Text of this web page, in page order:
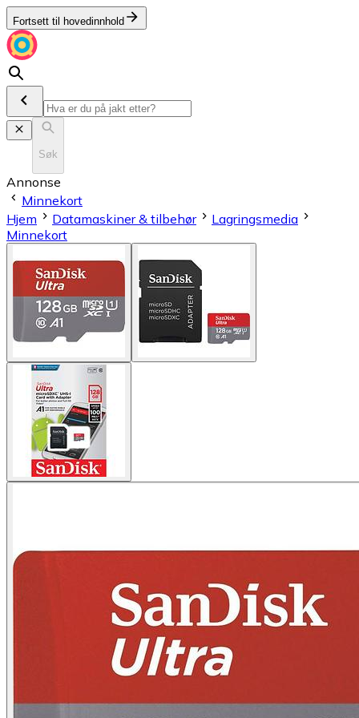
Fortsett til hovedinnhold
Søk
Annonse
Minnekort
Hjem
Datamaskiner & tilbehør
Lagringsmedia
Minnekort